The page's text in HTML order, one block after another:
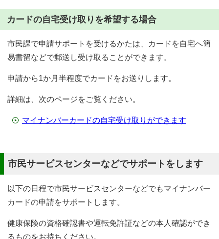
カードの自宅受け取りを希望する場合
市民課で申請サポートを受けるかたは、カードを自宅へ簡
易書留などで郵送し受け取ることができます。
申請から1か月半程度でカードをお送りします。
詳細は、次のページをご覧ください。
マイナンバーカードの自宅受け取りができます
市民サービスセンターなどでサポートをします
以下の日程で市民サービスセンターなどでもマイナンバー
カードの申請をサポートします。
健康保険の資格確認書や運転免許証などの本人確認ができ
るものをお持ちください。